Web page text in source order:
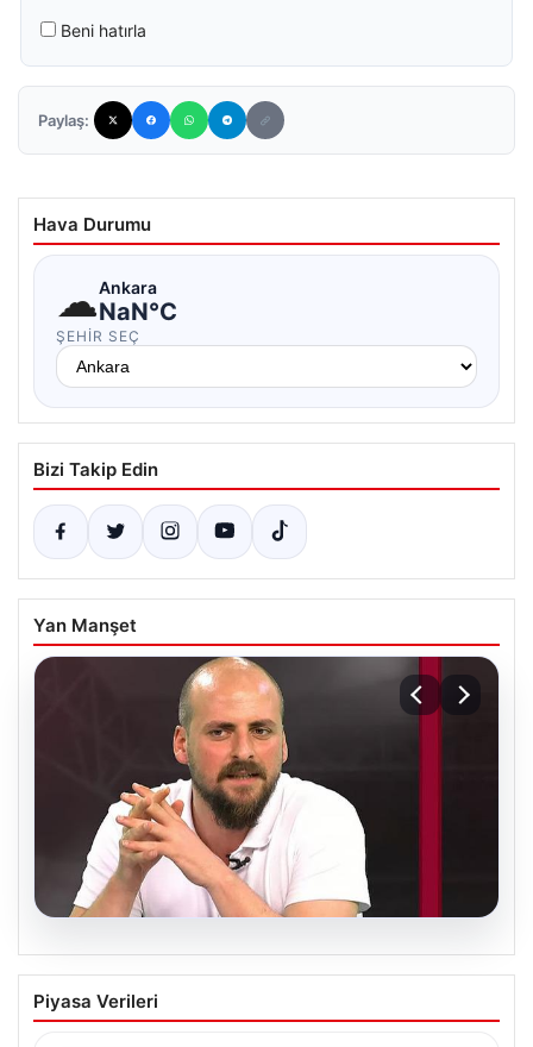
Beni hatırla
Paylaş:
Hava Durumu
☁Ankara
NaN°C
ŞEHIR SEÇ
Bizi Takip Edin
Yan Manşet
06.08.2026
Transfer Krizi Soruşturmaya Dönüştü:
Burhan Can Terzi Hakkında Resmi İşlem
Piyasa Verileri